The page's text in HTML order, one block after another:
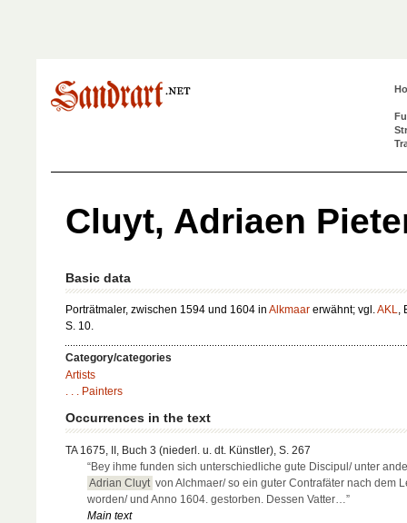
Cluyt, Adriaen
Basic data
Porträtmaler, zwischen 1594 und 1604 in Alkmaar erwähnt; vgl.AKL,
S. 10.
Category/categories
Artists
. . . Painters
Occurrences in the text
TA 1675, II, Buch 3 (niederl. u. dt. Künstler), S. 267
“Bey ihme funden sich unterschiedliche gute Discipul/ unter
Adrian Cluyt von Alchmaer/ so ein guter Contrafäter nach dem
worden/ und Anno 1604. gestorben. Dessen Vatter…”
Main text